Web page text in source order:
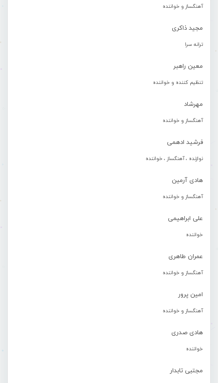
آهنگساز و خواننده
مجید ذاکری
ترانه سرا
معین راهبر
تنظیم کننده و خواننده
مهرشاد
آهنگساز و خواننده
فرشید ادهمی
نوازنده ، آهنگساز ، خواننده
هادی آرمین
آهنگساز و خواننده
علی ابراهیمی
خواننده
عمران طاهری
آهنگساز و خواننده
امین پرور
آهنگساز و خواننده
هادی صدری
خواننده
مجتبی تابدار